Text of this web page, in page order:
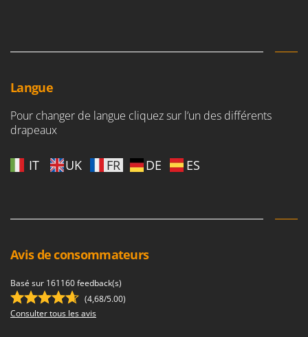
Tondeuses débroussailleuses thermiques
Trancheuses de sol
Transpalettes
Treuils de débardage
Tronçonneuses
Vibroculteurs à tracteur
Lavor
Linea VZ
Lotusgrill
Macom
Makita
MAMMAMIA
Marcato
Langue
Pour changer de langue cliquez sur l’un des différents
drapeaux
IT UK FR DE ES
Avis de consommateurs
Basé sur 161160 feedback(s)
(4,68/5.00)
Consulter tous les avis